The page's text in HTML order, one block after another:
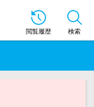
閲覧履歴 検索